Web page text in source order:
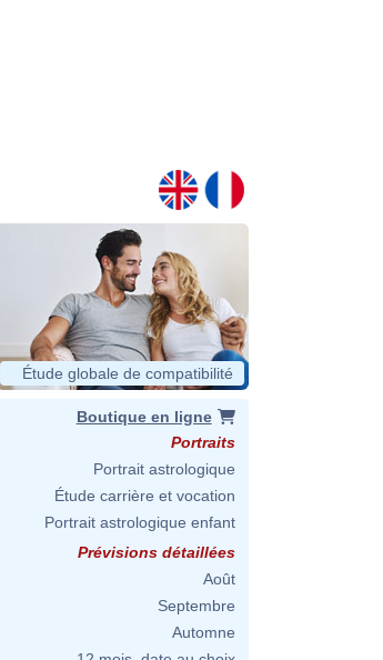
Étude globale de compatibilité
Boutique en ligne
Portraits
Portrait astrologique
Étude carrière et vocation
Portrait astrologique enfant
Prévisions détaillées
Août
Septembre
Automne